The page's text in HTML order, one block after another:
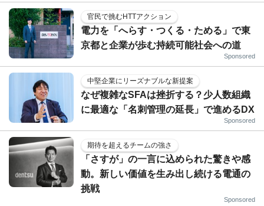
官民で挑むHTTアクション
電力を「へらす・つくる・ためる」で東
京都と企業が歩む持続可能社会への道
Sponsored
中堅企業にリーズナブルな新提案
なぜ複雑なSFAは挫折する？少人数組織
に最適な「名刺管理の延長」で進めるDX
Sponsored
期待を超えるチームの強さ
「さすが」の一言に込められた驚きや感
動。新しい価値を生み出し続ける電通の
挑戦
Sponsored